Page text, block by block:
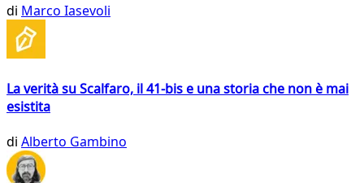
di Marco Iasevoli
La verità su Scalfaro, il 41-bis e una storia che non è mai
esistita
di Alberto Gambino